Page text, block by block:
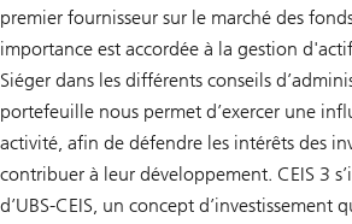
premier fournisseur sur le marché des
importance est accordée à la gestion
Siéger dans les différents conseils
portefeuille nous permet d’exercer une
activité, afin de défendre les intérêts des
contribuer à leur développement. CEIS 3
d’UBS-CEIS, un concept d’investissement